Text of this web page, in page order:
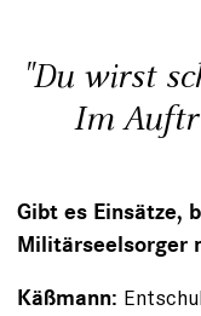
"Du wirst
Im
Gibt es Einsätze,
Militärseel­sorger
Käßmann: